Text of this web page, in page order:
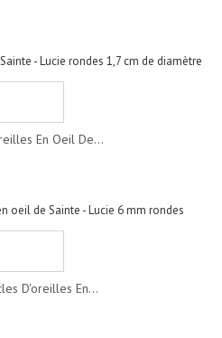
En Oeil De...
D'oreilles En...